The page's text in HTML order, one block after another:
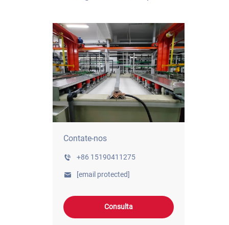
Contate-nos
+86 15190411275
[email protected]
Consulta